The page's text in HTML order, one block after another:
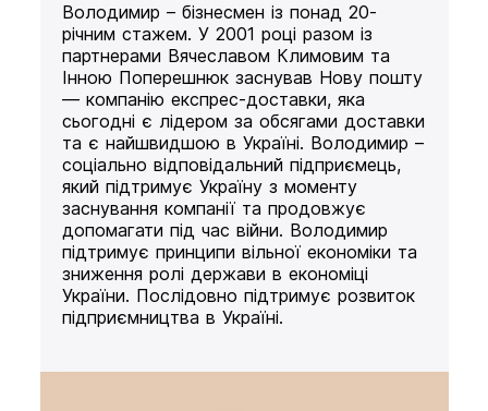
Володимир – бізнесмен із понад 20-
річним стажем. У 2001 році разом із
партнерами Вячеславом Климовим та
Інною Поперешнюк заснував Нову пошту
— компанію експрес-доставки, яка
сьогодні є лідером за обсягами доставки
та є найшвидшою в Україні. Володимир –
соціально відповідальний підприємець,
який підтримує Україну з моменту
заснування компанії та продовжує
допомагати під час війни. Володимир
підтримує принципи вільної економіки та
зниження ролі держави в економіці
України. Послідовно підтримує розвиток
підприємництва в Україні.